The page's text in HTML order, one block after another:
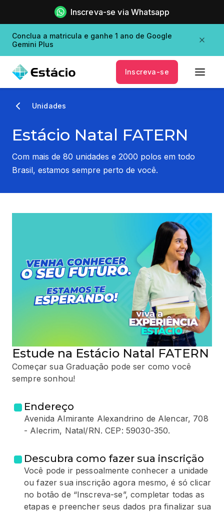
Inscreva-se via Whatsapp
Conclua a matricula e ganhe 1 ano de Google
Gemini Plus
Inscreva-se
Unidades
Estácio Natal FATERN
Com mais de 80 unidades e 2000 polos em todo
Brasil, estamos sempre perto de você.
Estude na Estácio Natal FATERN
Começar sua Graduação pode ser como você
sempre sonhou!
Endereço
Avenida Almirante Alexandrino de Alencar, 708
- Alecrim, Natal/RN. CEP: 59030-350.
Descubra como fazer sua inscrição
Você pode ir pessoalmente conhecer a unidade
ou fazer sua inscrição agora mesmo, é só clicar
no botão de “Inscreva-se”, completar todas as
etapas e preencher seus dados pra finalizar sua